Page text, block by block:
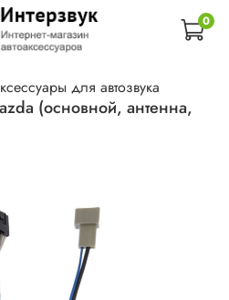
0
для автозвука
(основной, антенна,